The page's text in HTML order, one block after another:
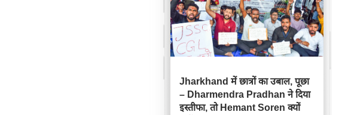
Jharkhand में छात्रों का उबाल, पूछा
– Dharmendra Pradhan ने दिया
इस्तीफा, तो Hemant Soren क्यों